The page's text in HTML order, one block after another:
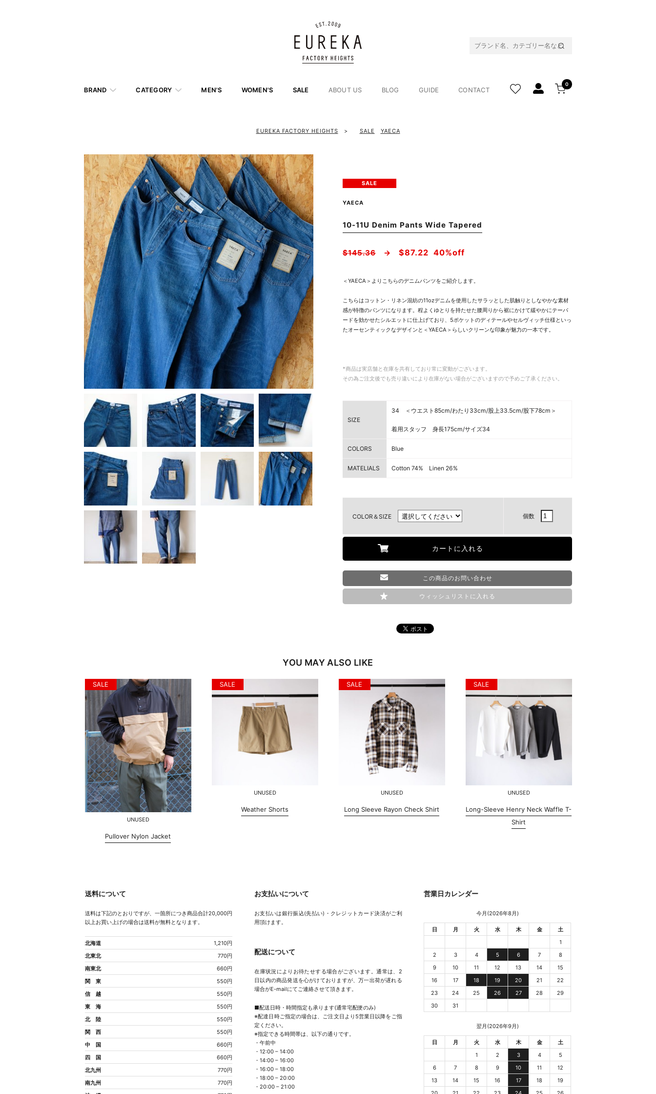
BRAND CATEGORY MEN'S WOMEN'S SALE ABOUT US BLOG GUIDE CONTACT
0
EUREKA FACTORY HEIGHTS > SALE YAECA
SALE
YAECA
10-11U Denim Pants Wide Tapered
$145.36 → $87.22 40%off
＜YAECA＞よりこちらのデニムパンツをご紹介します。
こちらはコットン・リネン混紡の11ozデニムを使用したサラッとした肌触りとしなやかな素材
感が特徴のパンツになります。程よくゆとりを持たせた腰周りから裾にかけて緩やかにテーパ
ードを効かせたシルエットに仕上げており、5ポケットのディテールやセルヴィッチ仕様といっ
たオーセンティックなデザインと＜YAECA＞らしいクリーンな印象が魅力の一本です。
*商品は実店舗と在庫を共有しており常に変動がございます。
その為ご注文後でも売り違いにより在庫がない場合がございますので予めご了承ください。
SIZE
34 ＜ウエスト85cm/わたり33cm/股上33.5cm/股下78cm＞
着用スタッフ 身長175cm/サイズ34
COLORS Blue
MATELIALS Cotton 74% Linen 26%
COLOR＆SIZE 個数
この商品のお問い合わせ
ウィッシュリストに入れる
YOU MAY ALSO LIKE
UNUSED
Pullover Nylon Jacket
SALE
UNUSED
Weather Shorts
SALE
UNUSED
Long Sleeve Rayon Check Shirt
SALE
UNUSED
Long-Sleeve Henry Neck Waffle T-
Shirt
SALE
送料について
送料は下記のとおりですが、一箇所につき商品合計20,000円
以上お買い上げの場合は送料が無料となります。
北海道
1,210円
北東北
770円
南東北
660円
関 東
550円
信 越
550円
東 海
550円
北 陸
550円
関 西
550円
中 国
660円
四 国
660円
北九州
770円
南九州
770円
お支払いについて
お支払いは銀行振込(先払い)・クレジットカード決済がご利
用頂けます。
配送について
在庫状況によりお待たせする場合がございます。通常は、2
日以内の商品発送を心がけておりますが、万一出荷が遅れる
場合がE-mailにてご連絡させて頂きます。
■配送日時・時間指定も承ります(通常宅配便のみ)
※配達日時ご指定の場合は、ご注文日より5営業日以降をご指
定ください。
※指定できる時間帯は、以下の通りです。
・午前中
・12:00 – 14:00
・14:00 – 16:00
・16:00 – 18:00
・18:00 – 20:00
・20:00 – 21:00
営業日カレンダー
今月(2026年8月)
日 月 火 水 木 金
土
1
2
3 4 5 6 7
8
9
10 11 12 13 14
15
16
17 18 19 20 21
22
23
24 25 26 27 28
29
30
31
翌月(2026年9月)
日 月 火 水 木 金
土
1
2 3 4
5
6
7 8 9 10 11
12
13
14 15 16 17 18
19